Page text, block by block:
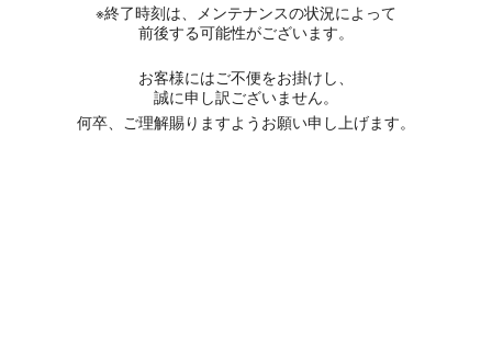
※終了時刻は、メンテナンスの状況によって
前後する可能性がございます。
お客様にはご不便をお掛けし、
誠に申し訳ございません。
何卒、ご理解賜りますようお願い申し上げます。